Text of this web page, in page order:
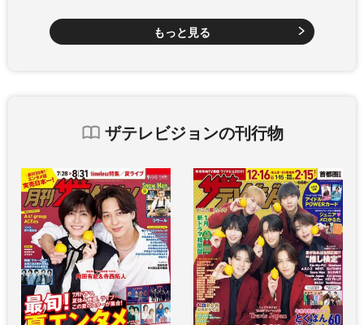
もっと見る
ザテレビジョンの刊行物